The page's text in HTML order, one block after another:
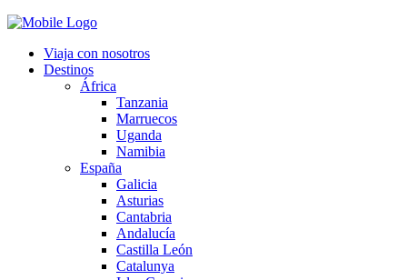
Viaja con nosotros
Destinos
África
Tanzania
Marruecos
Uganda
Namibia
España
Galicia
Asturias
Cantabria
Andalucía
Castilla León
Catalunya